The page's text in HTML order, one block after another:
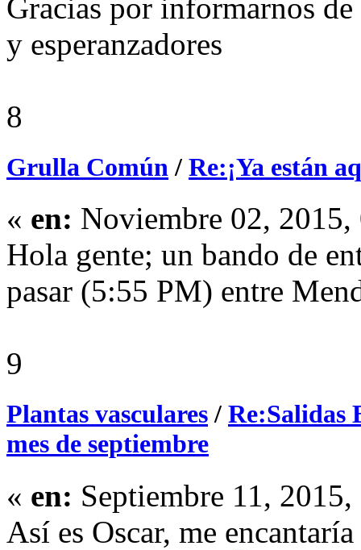
Gracias por informarnos de
y esperanzadores
8
Grulla Común / Re:¡Ya están
« en: Noviembre 02,
Hola gente; un bando de
pasar (5:55 PM) entre
9
Plantas vasculares/ Re:Salidas
mes de septiembre
« en: Septiembre 11,
Así es Oscar, me